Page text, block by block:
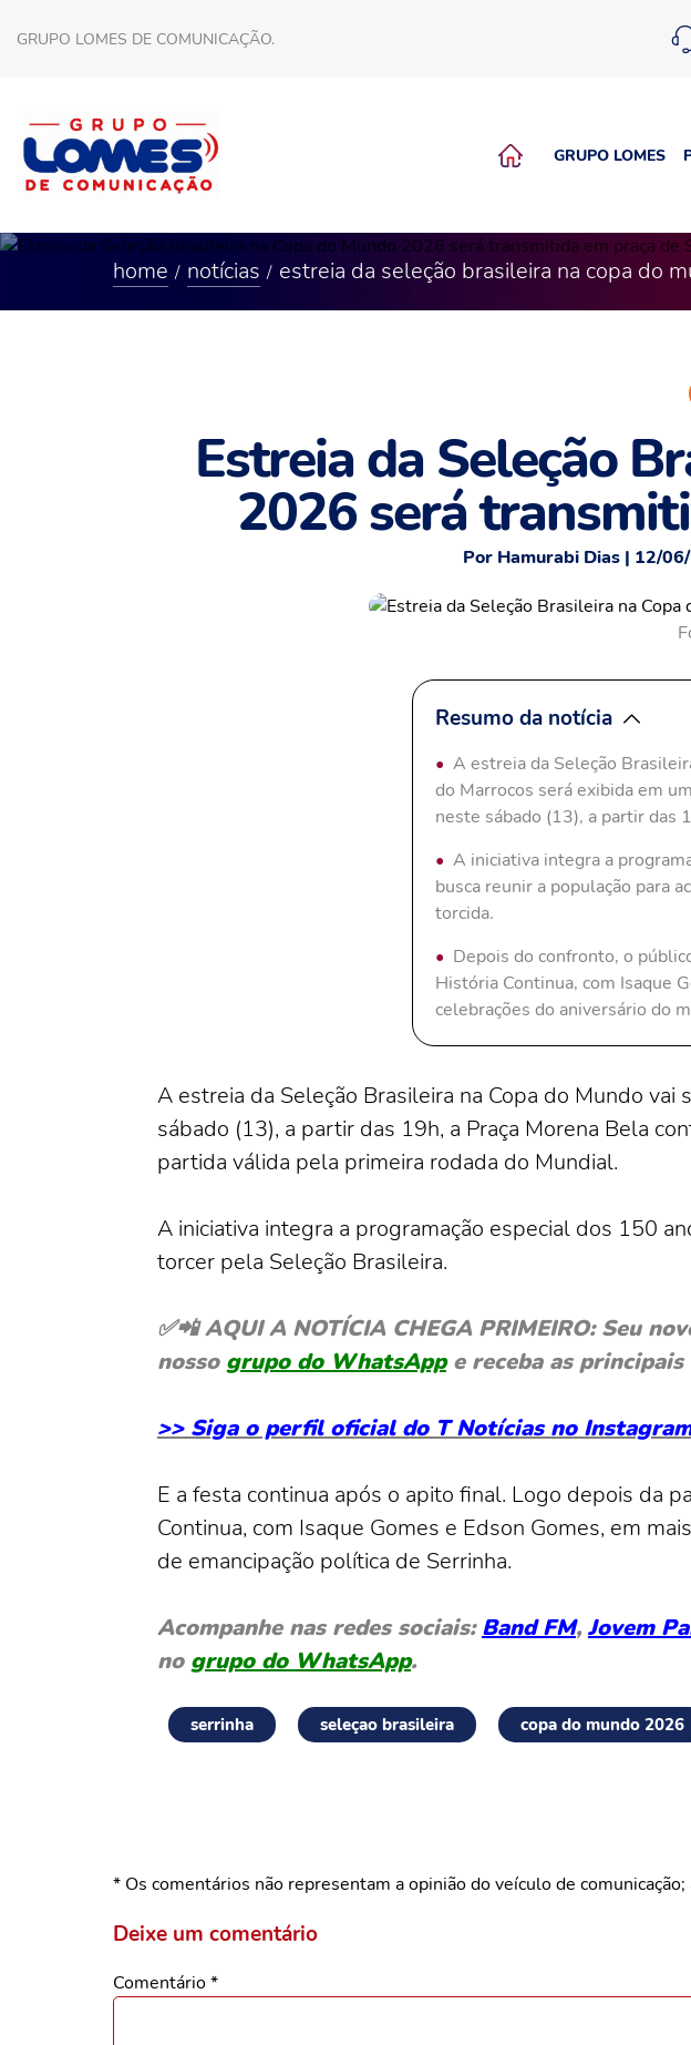
GRUPO LOMES DE COMUNICAÇÃO.
GRUPO LOMES
home notícias estreia da seleção brasileira na copa do
Estreia da Seleção
2026 será
Por Hamurabi Dias | 12/
Resumo da notícia
A estreia da Seleção
do Marrocos será exibida em
neste sábado (13), a partir das
A iniciativa integra a
busca reunir a população para
torcida.
Depois do confronto, o
História Continua, com Isaque
celebrações do aniversário do
A estreia da Seleção Brasileira na Copa do Mundo
sábado (13), a partir das 19h, a Praça Morena Bela
partida válida pela primeira rodada do Mundial.
A iniciativa integra a programação especial dos 150
torcer pela Seleção Brasileira.
✅📲 AQUI A NOTÍCIA CHEGA PRIMEIRO: Seu
nosso grupo do WhatsAppe receba as
>> Siga o perfil oficial do T Notícias no
E a festa continua após o apito final. Logo depois da
Continua, com Isaque Gomes e Edson Gomes, em
de emancipação política de Serrinha.
Acompanhe nas redes sociais:Band FM, Jovem
no grupo do WhatsApp.
serrinha seleçao brasileira copa do mundo 2026
* Os comentários não representam a opinião do veículo de
Deixe um comentário
Comentário*